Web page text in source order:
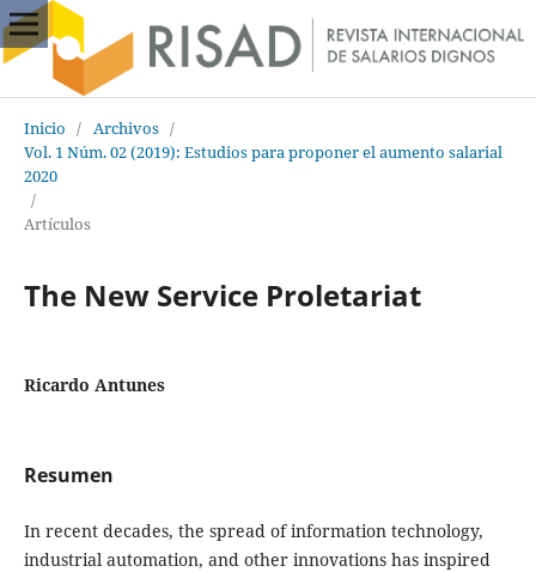
Inicio / Archivos /
Vol. 1 Núm. 02 (2019): Estudios para proponer el aumento salarial
2020
/
Artículos
The New Service Proletariat
Ricardo Antunes
Resumen
In recent decades, the spread of information technology,
industrial automation, and other innovations has inspired